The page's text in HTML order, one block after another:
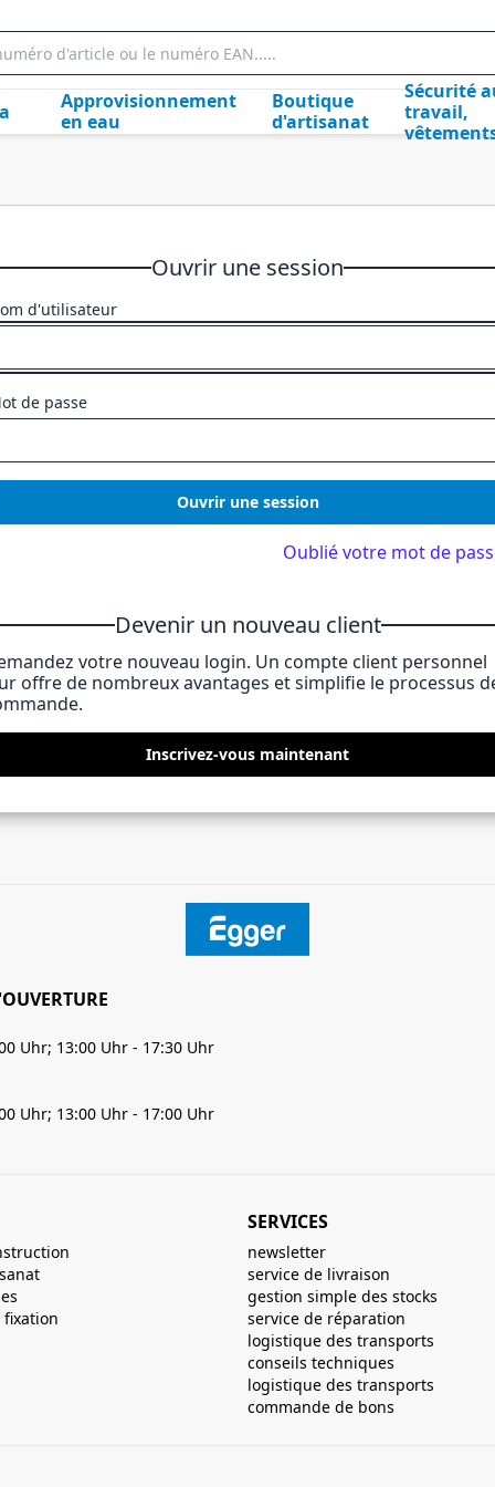
Approvisionnement
en eau
Boutique
d'artisanat
Sécurité
travail,
Ouvrir une session
d'utilisateur
de passe
Ouvrir une session
Oublié votre mot de
Devenir un nouveau client
votre nouveau login. Un compte client personnel
offre de nombreux avantages et simplifie le processus
Inscrivez-vous maintenant
Uhr; 13:00 Uhr - 17:30 Uhr
Uhr; 13:00 Uhr - 17:00 Uhr
SERVICES
newsletter
service de livraison
gestion simple des stocks
service de réparation
logistique des transports
conseils techniques
logistique des transports
commande de bons